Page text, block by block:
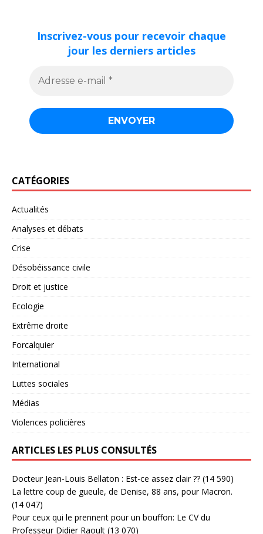
Inscrivez-vous pour recevoir chaque
jour les derniers articles
CATÉGORIES
Actualités
Analyses et débats
Crise
Désobéissance civile
Droit et justice
Ecologie
Extrême droite
Forcalquier
International
Luttes sociales
Médias
Violences policières
ARTICLES LES PLUS CONSULTÉS
Docteur Jean-Louis Bellaton : Est-ce assez clair ?? (14 590)
La lettre coup de gueule, de Denise, 88 ans, pour Macron.
(14 047)
Pour ceux qui le prennent pour un bouffon: Le CV du
Professeur Didier Raoult (13 070)